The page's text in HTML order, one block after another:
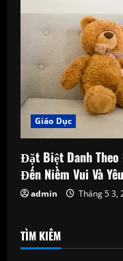
Giáo Dục
Đặt Biệt Danh
Đến Niềm Vui Và
admin Tháng 5 3,
TÌM KIẾM